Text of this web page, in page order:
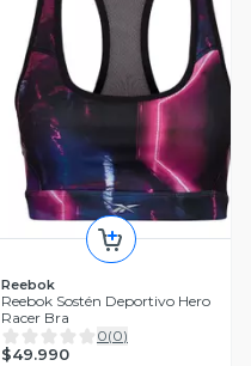
Reebok
Reebok Sostén Deportivo Hero
Racer Bra
0(0)
$49.990